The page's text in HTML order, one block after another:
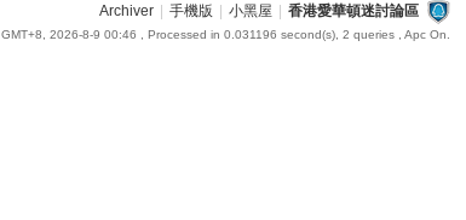
Archiver 手機版 小黑屋 香港愛華頓迷討論區
GMT+8, 2026-8-9 00:46 , Processed in 0.031196 second(s), 2 queries , Apc On.